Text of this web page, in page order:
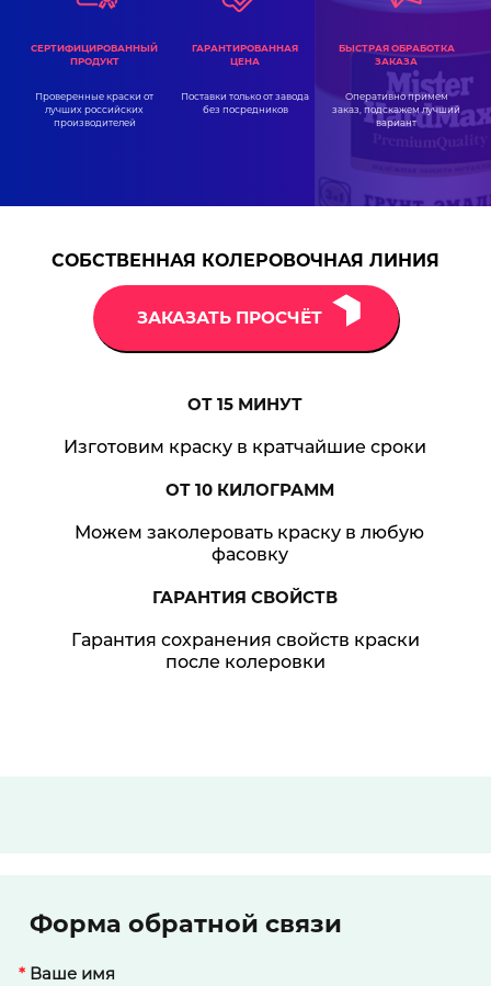
СЕРТИФИЦИРОВАННЫЙ
ПРОДУКТ
Проверенные краски от
лучших российских
производителей
ГАРАНТИРОВАННАЯ
ЦЕНА
Поставки только от завода
без посредников
БЫСТРАЯ ОБРАБОТКА
ЗАКАЗА
Оперативно примем
заказ, подскажем лучший
вариант
СОБСТВЕННАЯ КОЛЕРОВОЧНАЯ ЛИНИЯ
ЗАКАЗАТЬ ПРОСЧЁТ
ОТ 15 МИНУТ
Изготовим краску в кратчайшие сроки
ОТ 10КИЛОГРАММ
Можем заколеровать краску в любую
фасовку
ГАРАНТИЯ СВОЙСТВ
Гарантия сохранения свойств краски
после колеровки
Форма обратной связи
Ваше имя
*